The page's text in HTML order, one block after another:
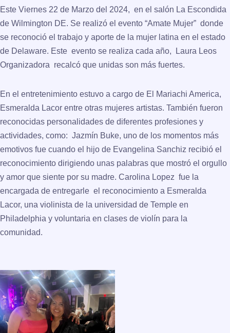
Este Viernes 22 de Marzo del 2024, en el salón La Escondida
de Wilmington DE. Se realizó el evento “Amate Mujer” donde
se reconoció el trabajo y aporte de la mujer latina en el estado
de Delaware. Este evento se realiza cada año, Laura Leos
Organizadora recalcó que unidas son más fuertes.
En el entretenimiento estuvo a cargo de El Mariachi America,
Esmeralda Lacor entre otras mujeres artistas. También fueron
reconocidas personalidades de diferentes profesiones y
actividades, como: Jazmín Buke, uno de los momentos más
emotivos fue cuando el hijo de Evangelina Sanchiz recibió el
reconocimiento dirigiendo unas palabras que mostró el orgullo
y amor que siente por su madre. Carolina Lopez fue la
encargada de entregarle el reconocimiento a Esmeralda
Lacor, una violinista de la universidad de Temple en
Philadelphia y voluntaria en clases de violín para la
comunidad.